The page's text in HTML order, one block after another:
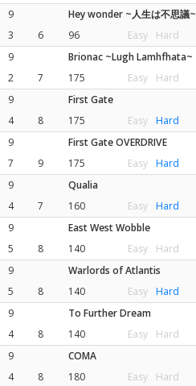
9
Hey wonder ~人生は不思議~
3
6 96 Easy Hard
9
Brionac ~Lugh Lamhfhata~
2
7 175 Easy Hard
9
First Gate
4
8 175 Easy Hard
9
First Gate OVERDRIVE
7
9 175 Easy Hard
9
Qualia
4
7 160 Easy Hard
9
East West Wobble
5
8 140 Easy Hard
9
Warlords of Atlantis
5
8 140 Easy Hard
9
To Further Dream
4
8 140 Easy Hard
9
COMA
4
8 180 Easy Hard